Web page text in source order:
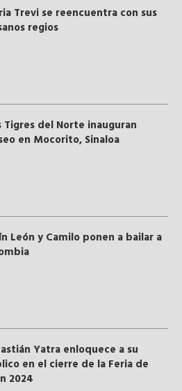
Trevi se reencuentra con sus
regios
Tigres del Norte inauguran
en Mocorito, Sinaloa
León y Camilo ponen a bailar a
Yatra enloquece a su
en el cierre de la Feria de
2024